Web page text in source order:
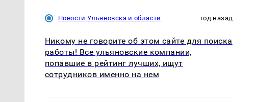
Новости Ульяновска и области год назад
Никому не говорите об этом сайте для поиска
работы! Все ульяновские компании,
попавшие в рейтинг лучших, ищут
сотрудников именно на нем